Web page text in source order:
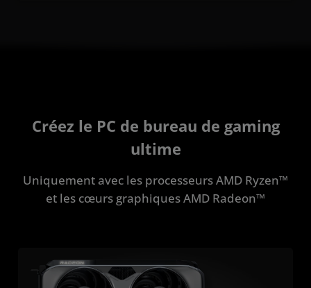
Créez le PC de bureau de gaming
ultime
Uniquement avec les processeurs AMD Ryzen™
et les cœurs graphiques AMD Radeon™